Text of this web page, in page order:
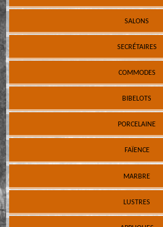
SALONS
SECRÉTAIRES
COMMODES
BIBELOTS
PORCELAINE
FAÏENCE
MARBRE
LUSTRES